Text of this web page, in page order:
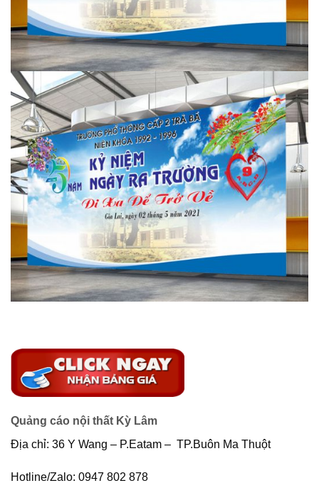
Quảng cáo nội thất Kỳ Lâm
Địa chỉ: 36 Y Wang – P.Eatam – TP.Buôn Ma Thuột
Hotline/Zalo: 0947 802 878